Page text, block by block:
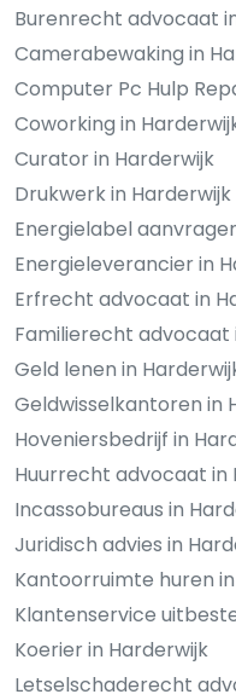
Burenrecht advocaat
Camerabewaking in
Computer Pc Hulp
Coworking in
Curator in Harderwijk
Drukwerk in Harderwijk
Energielabel
Energieleverancier in
Erfrecht advocaat in
Familierecht advocaat
Geld lenen in
Geldwisselkantoren in
Hoveniersbedrijf in
Huurrecht advocaat in
Incassobureaus in
Juridisch advies in
Kantoorruimte huren
Klantenservice
Koerier in Harderwijk
Letselschaderecht